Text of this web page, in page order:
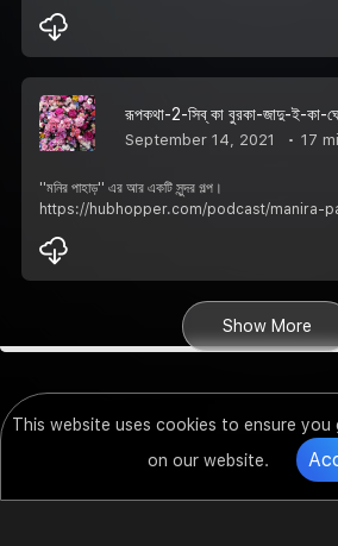
This website uses cookies to ensure
on our website.
রূপকথা-2-সিব্ কা বুরকা-জাদু-ই-কা-
September 14, 2021 17
''মনির পাহাড়'' এর আর একটি সুন্দর গল্প।
https://hubhopper.com/podcast/manira-
Show More